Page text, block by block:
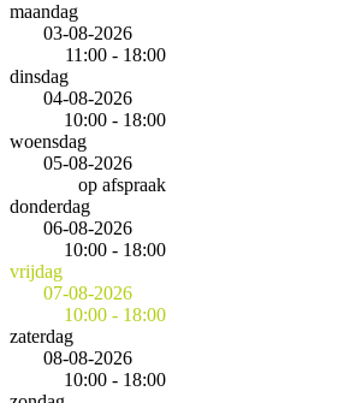
maandag
03-08-2026
11:00 - 18:00
dinsdag
04-08-2026
10:00 - 18:00
woensdag
05-08-2026
op afspraak
donderdag
06-08-2026
10:00 - 18:00
vrijdag
07-08-2026
10:00 - 18:00
zaterdag
08-08-2026
10:00 - 18:00